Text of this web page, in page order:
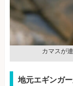
カマスが
地元エギンガ